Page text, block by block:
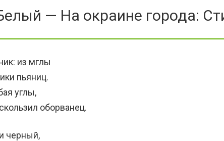
— На окраине города:
из мглы
пьяниц.
углы,
оборванец.
черный,